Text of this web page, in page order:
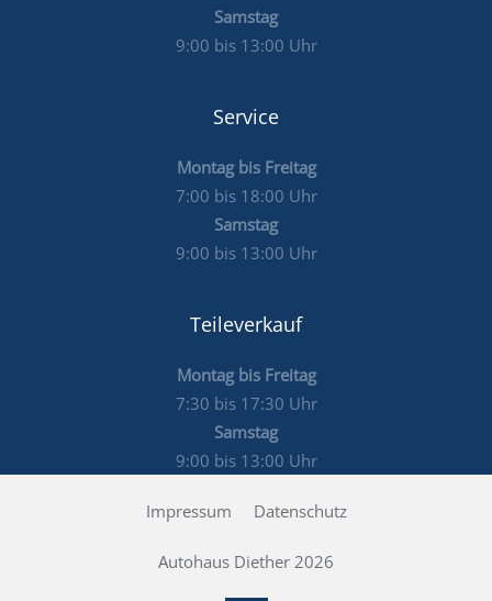
Samstag
9:00 bis 13:00 Uhr
Service
Montag bis Freitag
7:00 bis 18:00 Uhr
Samstag
9:00 bis 13:00 Uhr
Teileverkauf
Montag bis Freitag
7:30 bis 17:30 Uhr
Samstag
9:00 bis 13:00 Uhr
Impressum Datenschutz
Autohaus Diether 2026